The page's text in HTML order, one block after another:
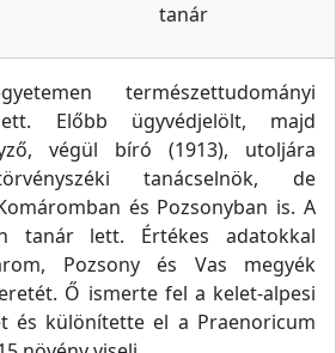
tanár
természettudományi
Előbb ügyvédjelölt, majd
végül bíró (1913), utoljára
tanácselnök, de
és Pozsonyban is. A
tanár lett. Értékes adatokkal
Pozsony és Vas megyék
Ő ismerte fel a kelet-alpesi
és különítette el a Praenoricum